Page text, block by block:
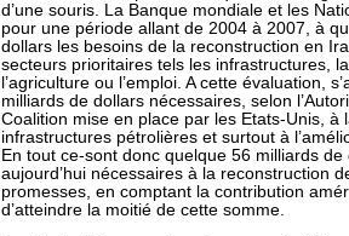
d’une souris. La Banque mondiale et les
pour une période allant de 2004 à 2007, à
dollars les besoins de la reconstruction en
secteurs prioritaires tels les infrastructures,
l’agriculture ou l’emploi. A cette évaluation,
milliards de dollars nécessaires, selon
Coalition mise en place par les Etats-Unis, à
infrastructures pétrolières et surtout à
En tout ce-sont donc quelque 56 milliards de
aujourd’hui nécessaires à la reconstruction
promesses, en comptant la contribution
d’atteindre la moitié de cette somme.